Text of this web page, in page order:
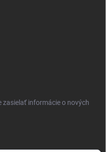
zasielať informácie o nových